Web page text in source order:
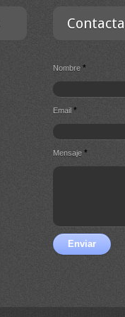
Contacta
Nombre*
Email*
Mensaje*
Enviar